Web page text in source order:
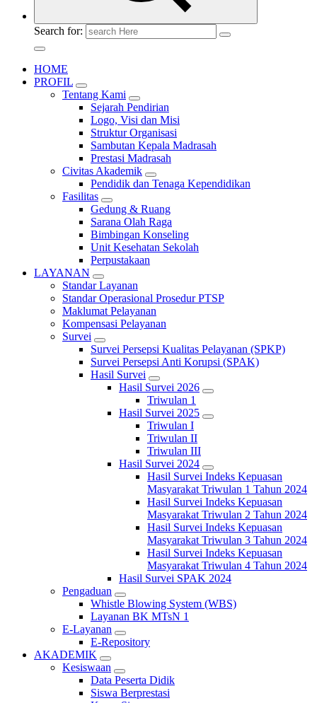
Search for:
HOME
PROFIL
Tentang Kami
Sejarah Pendirian
Logo, Visi dan Misi
Struktur Organisasi
Sambutan Kepala Madrasah
Prestasi Madrasah
Civitas Akademik
Pendidik dan Tenaga Kependidikan
Fasilitas
Gedung & Ruang
Sarana Olah Raga
Bimbingan Konseling
Unit Kesehatan Sekolah
Perpustakaan
LAYANAN
Standar Layanan
Standar Operasional Prosedur PTSP
Maklumat Pelayanan
Kompensasi Pelayanan
Survei
Survei Persepsi Kualitas Pelayanan (SPKP)
Survei Persepsi Anti Korupsi (SPAK)
Hasil Survei
Hasil Survei 2026
Triwulan 1
Hasil Survei 2025
Triwulan I
Triwulan II
Triwulan III
Hasil Survei 2024
Hasil Survei Indeks Kepuasan
Masyarakat Triwulan 1 Tahun 2024
Hasil Survei Indeks Kepuasan
Masyarakat Triwulan 2 Tahun 2024
Hasil Survei Indeks Kepuasan
Masyarakat Triwulan 3 Tahun 2024
Hasil Survei Indeks Kepuasan
Masyarakat Triwulan 4 Tahun 2024
Hasil Survei SPAK 2024
Pengaduan
Whistle Blowing System (WBS)
Layanan BK MTsN 1
E-Layanan
E-Repository
AKADEMIK
Kesiswaan
Data Peserta Didik
Siswa Berprestasi